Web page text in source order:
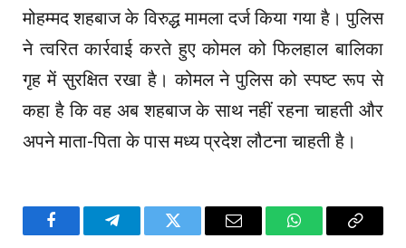
मोहम्मद शहबाज के विरुद्ध मामला दर्ज किया गया है। पुलिस
ने त्वरित कार्रवाई करते हुए कोमल को फिलहाल बालिका
गृह में सुरक्षित रखा है। कोमल ने पुलिस को स्पष्ट रूप से
कहा है कि वह अब शहबाज के साथ नहीं रहना चाहती और
अपने माता-पिता के पास मध्य प्रदेश लौटना चाहती है।
FacebookTelegramTwitter Email WhatsAppCopy